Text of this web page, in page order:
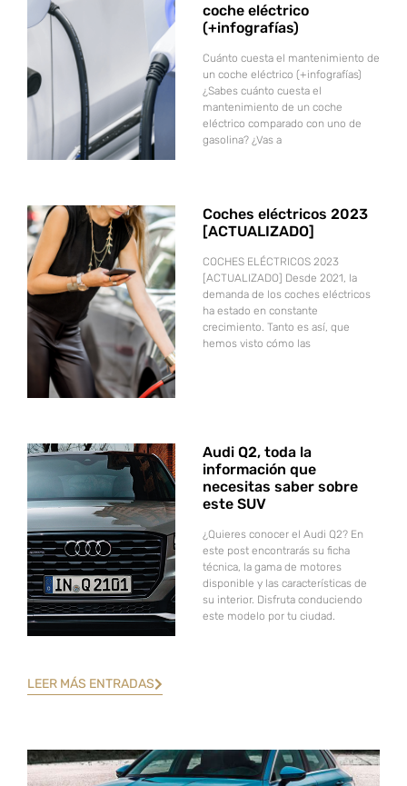
coche eléctrico
(+infografías)
Cuánto cuesta el mantenimiento de
un coche eléctrico (+infografías)
¿Sabes cuánto cuesta el
mantenimiento de un coche
eléctrico comparado con uno de
gasolina? ¿Vas a
Coches eléctricos 2023
[ACTUALIZADO]
COCHES ELÉCTRICOS 2023
[ACTUALIZADO] Desde 2021, la
demanda de los coches eléctricos
ha estado en constante
crecimiento. Tanto es así, que
hemos visto cómo las
Audi Q2, toda la
información que
necesitas saber sobre
este SUV
¿Quieres conocer el Audi Q2? En
este post encontrarás su ficha
técnica, la gama de motores
disponible y las características de
su interior. Disfruta conduciendo
este modelo por tu ciudad.
LEER MÁS ENTRADAS